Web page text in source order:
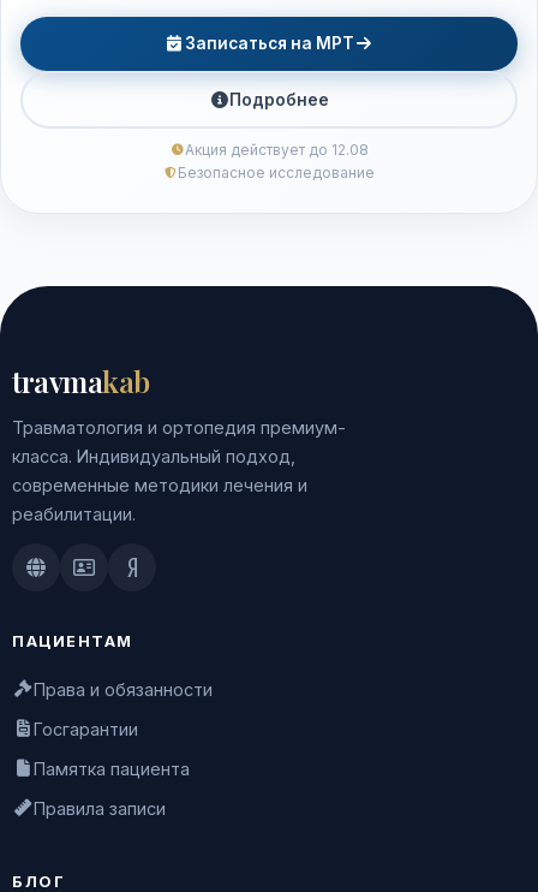
Записаться на МРТ
Подробнее
Акция действует до 12.08
Безопасное исследование
travmakab
Травматология и ортопедия премиум-
класса. Индивидуальный подход,
современные методики лечения и
реабилитации.
Doctu.ruПроДокторов
Яндекс.Здоровье
ПАЦИЕНТАМ
Права и обязанности
Госгарантии
Памятка пациента
Правила записи
БЛОГ